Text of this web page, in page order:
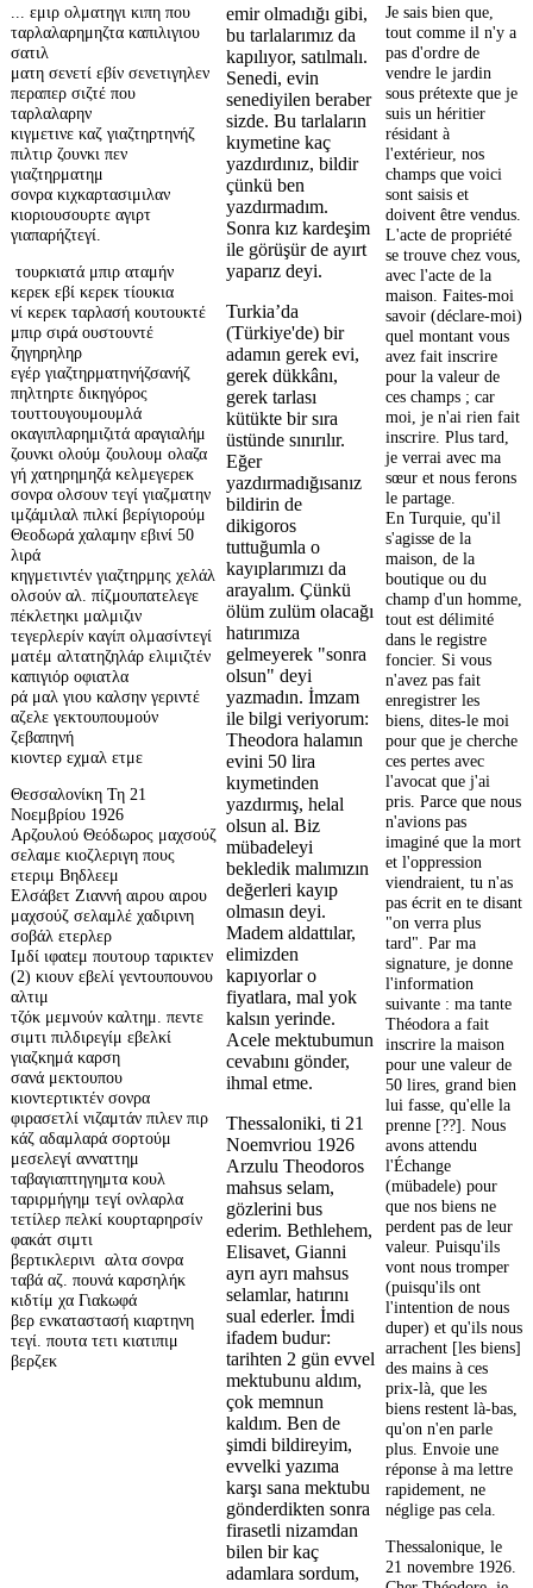
... εμιρ ολματηγι κιπη που
ταρλαλαρημηζτα καπιλιγιου
σατιλ
ματη σενετί εβίν σενετιγηλεν
περαπερ σιζτέ που
ταρλαλαρην
κιγμετινε καζ γιαζτηρτηνήζ
πιλτιρ ζουνκι πεν
γιαζτηρματημ
σονρα κιχκαρτασιμιλαν
κιοριουσουρτε αγιρτ
γιαπαρήζτεγί.
τουρκιατά μπιρ αταμήν
κερεκ εβί κερεκ τίουκια
νί κερεκ ταρλασή κουτουκτέ
μπιρ σιρά ουστουντέ
ζηγηρηληρ
εγέρ γιαζτηρματηνήζσανήζ
πηλτηρτε δικηγόρος
τουττουγουμουμλά
οκαγιπλαρημιζιτά αραγιαλήμ
ζουνκι ολούμ ζουλουμ ολαζα
γή χατηρημηζά κελμεγερεκ
σονρα ολσουν τεγί γιαζματην
ιμζάμιλαλ πιλκί βερίγιορούμ
Θεοδωρά χαλαμην εβινί 50
λιρά
κηγμετιντέν γιαζτηρμης χελάλ
ολσούν αλ. πίζμουπατελεγε
πέκλετηκι μαλμιζιν
τεγερλερίν καγίπ ολμασίντεγί
ματέμ αλτατηζηλάρ ελιμιζτέν
καπιγιόρ οφιατλα
ρά μαλ γιου καλσην γεριντέ
αζελε γεκτουπουμούν
ζεβαπηνή
κιοντερ εχμαλ ετμε
Θεσσαλονίκη Τη 21
Νοεμβρίου 1926
Αρζουλού Θεόδωρος μαχσούζ
σελαμε κιοζλεριγη πους
ετεριμ Βηδλεεμ
Ελσάβετ Ζιαννή αιρου αιρου
μαχσούζ σελαμλέ χαδιρινη
σοβάλ ετερλερ
Ιμδί ιφαtεμ πουτουρ ταρικτεν
(2) κιουv εβελί γεντουπουνου
αλτιμ
τζόκ μεμνούν καλτημ. πεντε
σιμτι πιλδιρεγίμ εβελκί
γιαζκημά καρση
σανά μεκτουπου
κιοντερτικτέν σονρα
φιρασετλί νιζαμτάν πιλεν πιρ
κάζ αδαμλαρά σορτούμ
μεσελεγί ανναττημ
ταβαγιαπτηγημτα κουλ
ταριρμήγημ τεγί ονλαρλα
τετίλερ πελκί κουρταρηρσίν
φακάτ σιμτι
βερτικλερινι αλτα σονρα
ταβά αζ. πουνά καρσηλήκ
κιδτίμ χα Γιαkωφά
βερ ενκαταστασή κιαρτηνη
τεγί. πουτα τετι κιατιπιμ
βερζεκ
emir olmadığı gibi,
bu tarlalarımız da
kapılıyor, satılmalı.
Senedi, evin
senediyilen beraber
sizde. Bu tarlaların
kıymetine kaç
yazdırdınız, bildir
çünkü ben
yazdırmadım.
Sonra kız kardeşim
ile görüşür de ayırt
yaparız deyi.
Turkia’da
(Türkiye'de) bir
adamın gerek evi,
gerek dükkânı,
gerek tarlası
kütükte bir sıra
üstünde sınırılır.
Eğer
yazdırmadığısanız
bildirin de
dikigoros
tuttuğumla o
kayıplarımızı da
arayalım. Çünkü
ölüm zulüm olacağı
hatırımıza
gelmeyerek "sonra
olsun" deyi
yazmadın. İmzam
ile bilgi veriyorum:
Theodora halamın
evini 50 lira
kıymetinden
yazdırmış, helal
olsun al. Biz
mübadeleyi
bekledik malımızın
değerleri kayıp
olmasın deyi.
Madem aldattılar,
elimizden
kapıyorlar o
fiyatlara, mal yok
kalsın yerinde.
Acele mektubumun
cevabını gönder,
ihmal etme.
Thessaloniki, ti 21
Noemvriou 1926
Arzulu Theodoros
mahsus selam,
gözlerini bus
ederim. Bethlehem,
Elisavet, Gianni
ayrı ayrı mahsus
selamlar, hatırını
sual ederler. İmdi
ifadem budur:
tarihten 2 gün evvel
mektubunu aldım,
çok memnun
kaldım. Ben de
şimdi bildireyim,
evvelki yazıma
karşı sana mektubu
gönderdikten sonra
firasetli nizamdan
bilen bir kaç
adamlara sordum,
Je sais bien que,
tout comme il n'y a
pas d'ordre de
vendre le jardin
sous prétexte que je
suis un héritier
résidant à
l'extérieur, nos
champs que voici
sont saisis et
doivent être vendus.
L'acte de propriété
se trouve chez vous,
avec l'acte de la
maison. Faites-moi
savoir (déclare-moi)
quel montant vous
avez fait inscrire
pour la valeur de
ces champs ; car
moi, je n'ai rien fait
inscrire. Plus tard,
je verrai avec ma
sœur et nous ferons
le partage.
En Turquie, qu'il
s'agisse de la
maison, de la
boutique ou du
champ d'un homme,
tout est délimité
dans le registre
foncier. Si vous
n'avez pas fait
enregistrer les
biens, dites-le moi
pour que je cherche
ces pertes avec
l'avocat que j'ai
pris. Parce que nous
n'avions pas
imaginé que la mort
et l'oppression
viendraient, tu n'as
pas écrit en te disant
"on verra plus
tard". Par ma
signature, je donne
l'information
suivante : ma tante
Théodora a fait
inscrire la maison
pour une valeur de
50 lires, grand bien
lui fasse, qu'elle la
prenne [??]. Nous
avons attendu
l'Échange
(mübadele) pour
que nos biens ne
perdent pas de leur
valeur. Puisqu'ils
vont nous tromper
(puisqu'ils ont
l'intention de nous
duper) et qu'ils nous
arrachent [les biens]
des mains à ces
prix-là, que les
biens restent là-bas,
qu'on n'en parle
plus. Envoie une
réponse à ma lettre
rapidement, ne
néglige pas cela.
Thessalonique, le
21 novembre 1926.